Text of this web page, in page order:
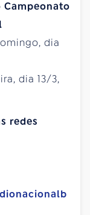
Campeonato
dia
dia 13/3,
redes